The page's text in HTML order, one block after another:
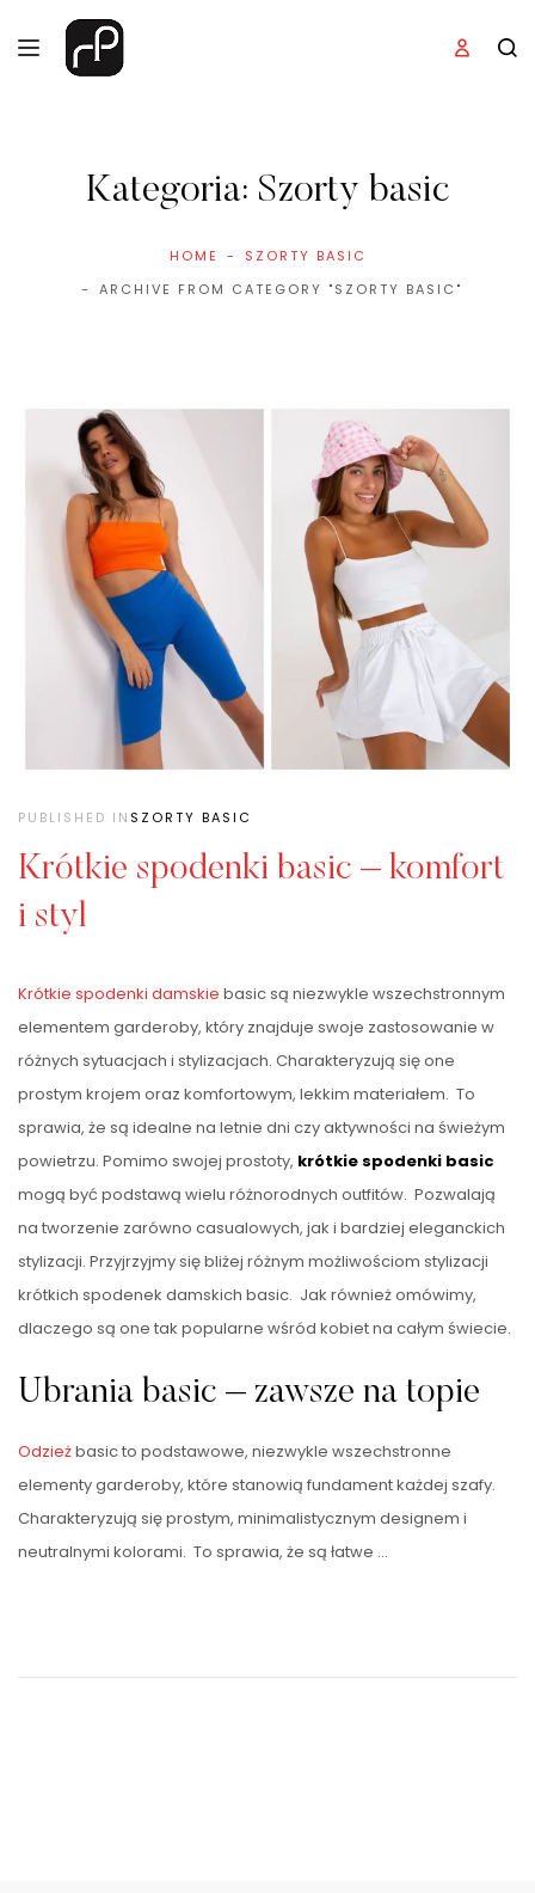
Kategoria: Szorty basic
HOME
SZORTY BASIC
ARCHIVE FROM CATEGORY "SZORTY BASIC"
PUBLISHED IN SZORTY BASIC
Krótkie spodenki basic – komfort
i styl
Krótkie spodenki damskie basic są niezwykle wszechstronnym
elementem garderoby, który znajduje swoje zastosowanie w
różnych sytuacjach i stylizacjach. Charakteryzują się one
prostym krojem oraz komfortowym, lekkim materiałem. To
sprawia, że są idealne na letnie dni czy aktywności na świeżym
powietrzu. Pomimo swojej prostoty, krótkie spodenki basic
mogą być podstawą wielu różnorodnych outfitów. Pozwalają
na tworzenie zarówno casualowych, jak i bardziej eleganckich
stylizacji. Przyjrzyjmy się bliżej różnym możliwościom stylizacji
krótkich spodenek damskich basic. Jak również omówimy,
dlaczego są one tak popularne wśród kobiet na całym świecie.
Ubrania basic – zawsze na topie
Odzieżbasic to podstawowe, niezwykle wszechstronne
elementy garderoby, które stanowią fundament każdej szafy.
Charakteryzują się prostym, minimalistycznym designem i
neutralnymi kolorami. To sprawia, że są łatwe …